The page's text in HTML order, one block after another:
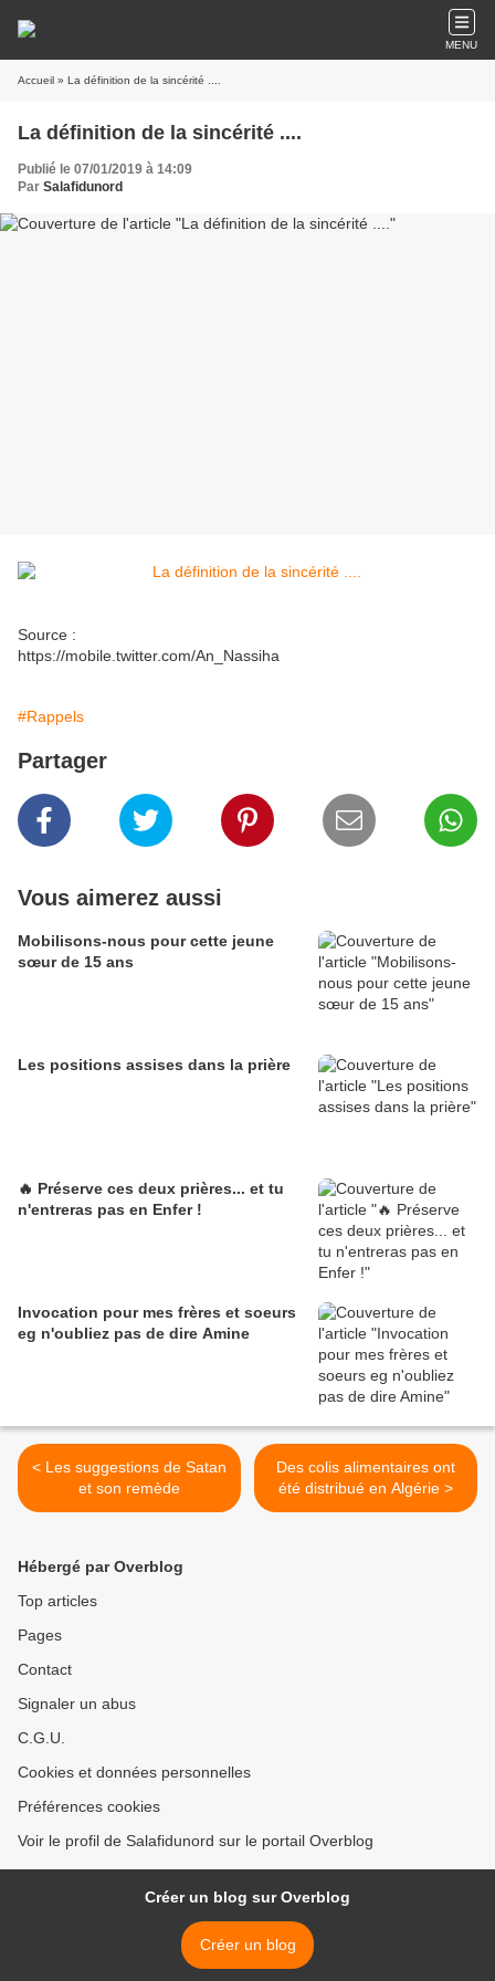
MENU
Accueil » La définition de la sincérité ....
La définition de la sincérité ....
Publié le 07/01/2019 à 14:09
Par Salafidunord
Source :
https://mobile.twitter.com/An_Nassiha
#Rappels
Partager
Vous aimerez aussi
Mobilisons-nous pour cette jeune
sœur de 15 ans
Les positions assises dans la prière
🔥 Préserve ces deux prières... et tu
n'entreras pas en Enfer !
Invocation pour mes frères et soeurs
eg n'oubliez pas de dire Amine
< Les suggestions de Satan
et son remède
Des colis alimentaires ont
été distribué en Algérie >
Hébergé par Overblog
Top articles
Pages
Contact
Signaler un abus
C.G.U.
Cookies et données personnelles
Préférences cookies
Voir le profil de Salafidunord sur le portail Overblog
Créer un blog sur Overblog
Créer un blog